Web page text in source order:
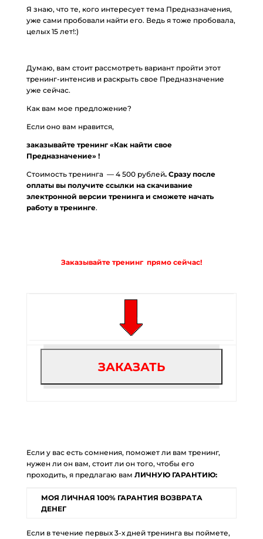
Я знаю, что те, кого интересует тема Предназначения,
уже сами пробовали найти его. Ведь я тоже пробовала,
целых 15 лет!:)
Думаю, вам стоит рассмотреть вариант пройти этот
тренинг-интенсив и раскрыть свое Предназначение
уже сейчас.
Как вам мое предложение?
Если оно вам нравится,
заказывайте тренинг «Как найти свое
Предназначение» !
Стоимость тренинга — 4 500 рублей. Сразу после
оплаты вы получите ссылки на скачивание
электронной версии тренинга и сможете начать
работу в тренинге.
Заказывайте тренинг прямо сейчас!
Если у вас есть сомнения, поможет ли вам тренинг,
нужен ли он вам, стоит ли он того, чтобы его
проходить, я предлагаю вам ЛИЧНУЮ ГАРАНТИЮ:
МОЯ ЛИЧНАЯ 100% ГАРАНТИЯ ВОЗВРАТА
ДЕНЕГ
Если в течение первых 3-х дней тренинга вы поймете,